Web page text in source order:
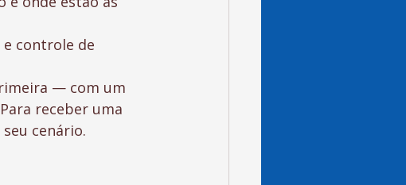
controle de
— com um
receber uma
cenário.